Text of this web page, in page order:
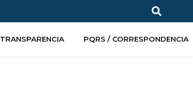
TRANSPARENCIA PQRS / CORRESPONDENCIA